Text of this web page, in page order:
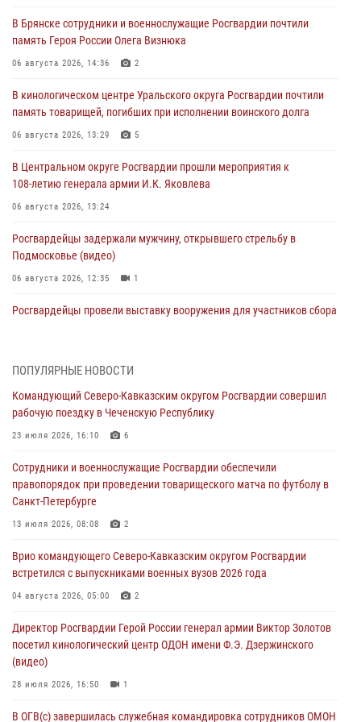
В Брянске сотрудники и военнослужащие Росгвардии почтили
память Героя России Олега Визнюка
06 августа 2026, 14:36 2
В кинологическом центре Уральского округа Росгвардии почтили
память товарищей, погибших при исполнении воинского долга
06 августа 2026, 13:29 5
В Центральном округе Росгвардии прошли мероприятия к
108‑летию генерала армии И.К. Яковлева
06 августа 2026, 13:24
Росгвардейцы задержали мужчину, открывшего стрельбу в
Подмосковье (видео)
06 августа 2026, 12:35 1
Росгвардейцы провели выставку вооружения для участников сбора
второй годовщине вторжения ВСУ на территорию области
06 августа 2026, 11:56
угрожавшего подростку травматическим пистолетом
06 августа 2026, 11:33 1
В Зауралье при содействии СОБР Росгвардии ликвидирована
06 августа 2026, 11:27
В Москве росгвардейцы задержали троих мужчин, устроивших
06 августа 2026, 11:20 1
ПОПУЛЯРНЫЕ НОВОСТИ
Командующий Северо-Кавказским округом Росгвардии совершил
рабочую поездку в Чеченскую Республику
23 июля 2026, 16:10 6
Сотрудники и военнослужащие Росгвардии обеспечили
правопорядок при проведении товарищеского матча по футболу в
Санкт-Петербурге
13 июля 2026, 08:08 2
Врио командующего Северо-Кавказским округом Росгвардии
встретился с выпускниками военных вузов 2026 года
04 августа 2026, 05:00 2
Директор Росгвардии Герой России генерал армии Виктор Золотов
посетил кинологический центр ОДОН имени Ф.Э. Дзержинского
(видео)
28 июля 2026, 16:50 1
В ОГВ(с) завершилась служебная командировка сотрудников ОМОН